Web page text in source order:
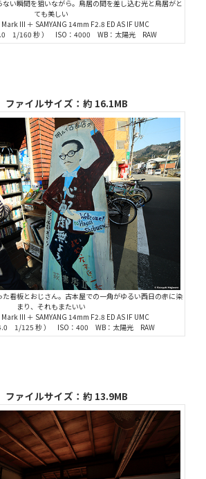
い瞬間を狙いながら。鳥居の間を差し込む光と鳥居がと
ても美しい
III ＋ SAMYANG 14mm F2.8 ED AS IF UMC
1/160 秒 ） ISO：4000 WB：太陽光 RAW
ファイルサイズ：約 16.1MB
看板とおじさん。古本屋での一角がゆるい西日の赤に染
まり、それもまたいい
III ＋ SAMYANG 14mm F2.8 ED AS IF UMC
1/125 秒 ） ISO：400 WB：太陽光 RAW
ファイルサイズ：約 13.9MB